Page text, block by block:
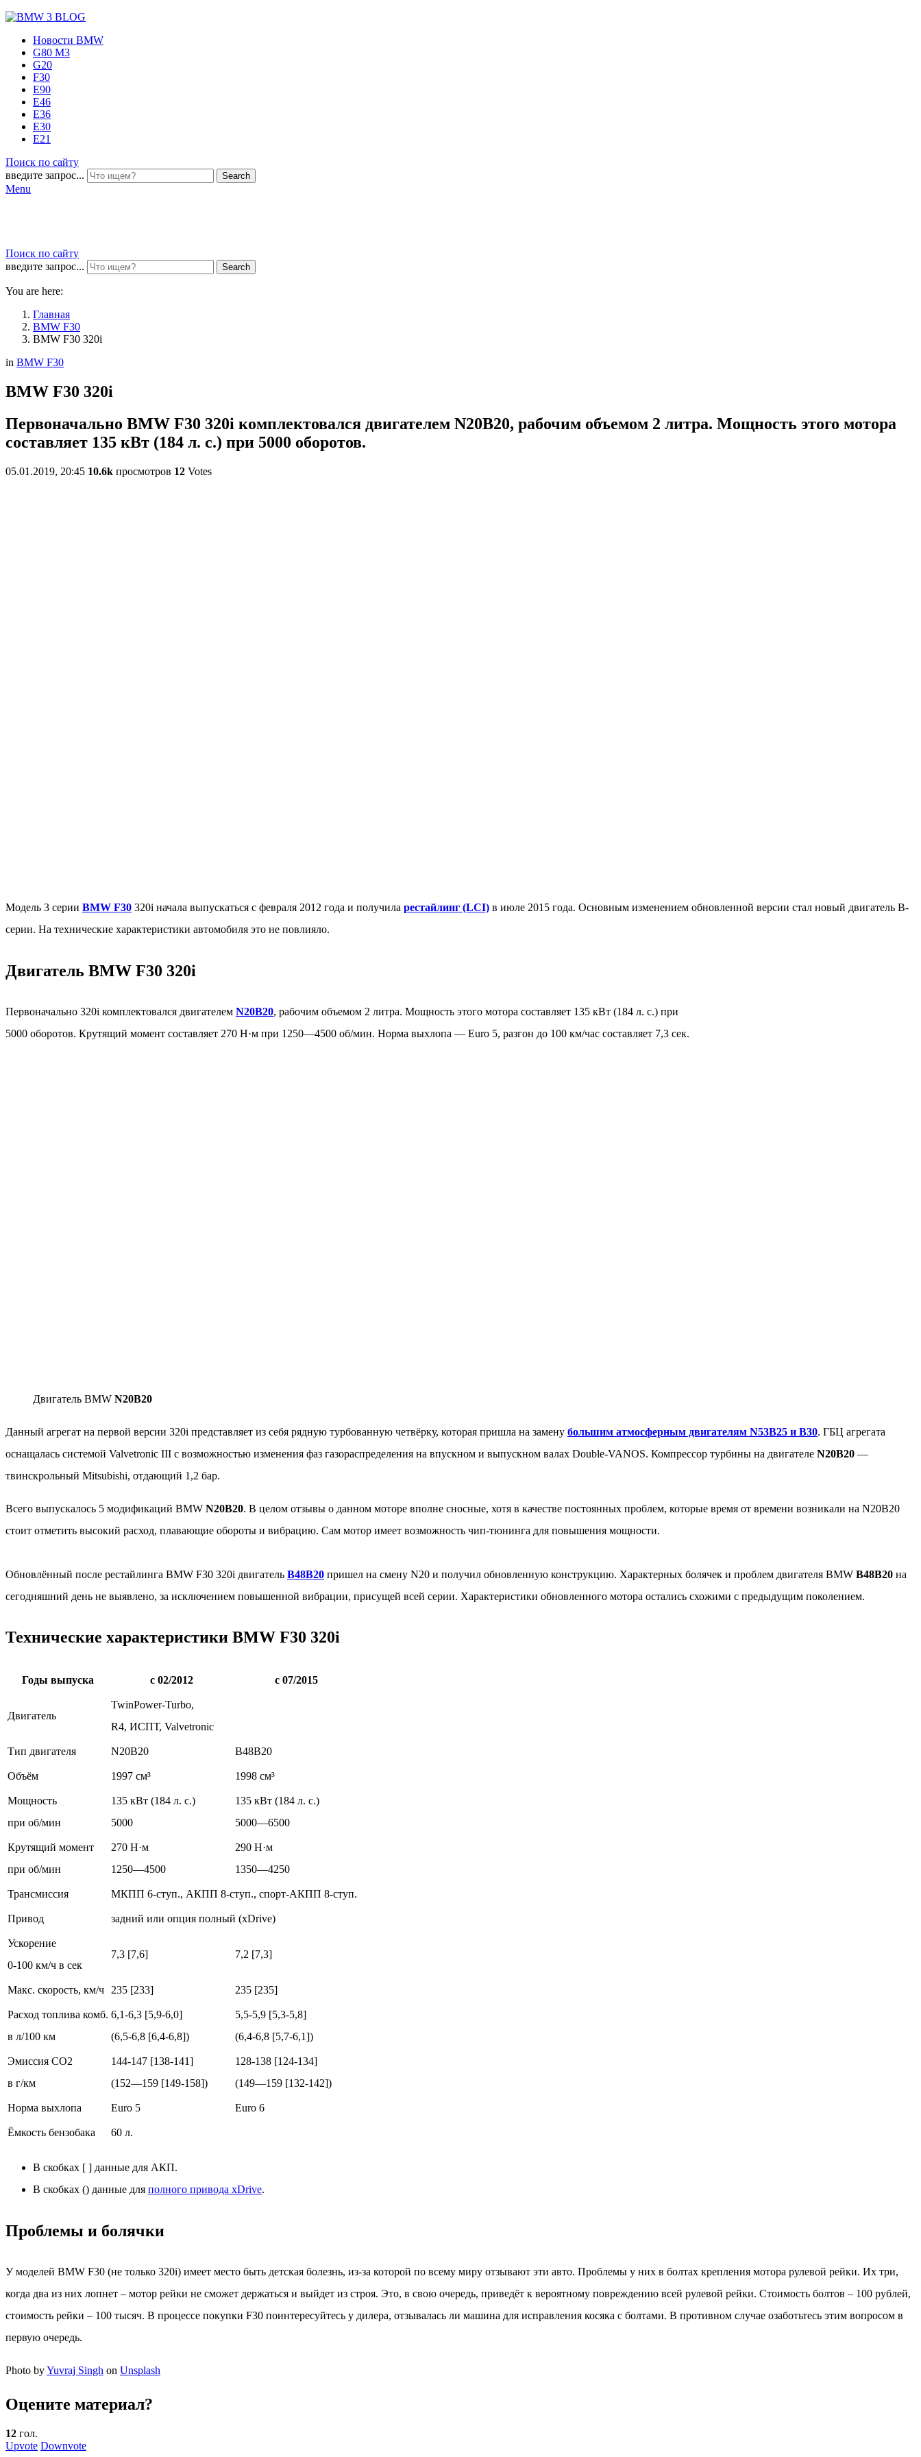
Новости BMW
G80 M3
G20
F30
E90
E46
E36
E30
E21
Поиск по сайту
введите запрос...
Search
Menu
Поиск по сайту
введите запрос...
Search
You are here:
Главная
BMW F30
BMW F30 320i
in BMW F30
BMW F30 320i
Первоначально BMW F30 320i комплектовался двигателем N20B20, рабочим объемом 2 литра. Мощность этого мотора
составляет 135 кВт (184 л. с.) при 5000 оборотов.
05.01.2019, 20:45 10.6k просмотров 12 Votes
Модель 3 серии BMW F30 320i начала выпускаться с февраля 2012 года и получила рестайлинг (LCI) в июле 2015 года. Основным изменением обновленной версии стал новый двигатель B-
серии. На технические характеристики автомобиля это не повлияло.
Двигатель BMW F30 320i
Первоначально 320i комплектовался двигателем N20B20, рабочим объемом 2 литра. Мощность этого мотора составляет 135 кВт (184 л. с.) при
5000 оборотов. Крутящий момент составляет 270 Н·м при 1250—4500 об/мин. Норма выхлопа — Euro 5, разгон до 100 км/час составляет 7,3 сек.
Двигатель BMW N20B20
Данный агрегат на первой версии 320i представляет из себя рядную турбованную четвёрку, которая пришла на замену большим атмосферным двигателям N53B25 и B30. ГБЦ агрегата
оснащалась системой Valvetronic III с возможностью изменения фаз газораспределения на впускном и выпускном валах Double-VANOS. Компрессор турбины на двигателе N20B20 —
твинскрольный Mitsubishi, отдающий 1,2 бар.
Всего выпускалось 5 модификаций BMW N20B20. В целом отзывы о данном моторе вполне сносные, хотя в качестве постоянных проблем, которые время от времени возникали на N20B20
стоит отметить высокий расход, плавающие обороты и вибрацию. Сам мотор имеет возможность чип-тюнинга для повышения мощности.
Обновлённый после рестайлинга BMW F30 320i двигатель B48B20 пришел на смену N20 и получил обновленную конструкцию. Характерных болячек и проблем двигателя BMW B48B20 на
сегодняшний день не выявлено, за исключением повышенной вибрации, присущей всей серии. Характеристики обновленного мотора остались схожими с предыдущим поколением.
Технические характеристики BMW F30 320i
Годы выпуска с 02/2012 с 07/2015
Двигатель
TwinPower-Turbo,
R4, ИСПТ, Valvetronic
Тип двигателя N20B20 B48B20
Объём 1997 см³ 1998 см³
Мощность
при об/мин
135 кВт (184 л. с.)
5000
135 кВт (184 л. с.)
5000—6500
Крутящий момент
при об/мин
270 Н·м
1250—4500
290 Н·м
1350—4250
Трансмиссия МКПП 6-ступ., АКПП 8-ступ., спорт-АКПП 8-ступ.
Привод задний или опция полный (xDrive)
Ускорение
0-100 км/ч в сек
7,3 [7,6] 7,2 [7,3]
Макс. скорость, км/ч 235 [233] 235 [235]
Расход топлива комб.
в л/100 км
6,1-6,3 [5,9-6,0]
(6,5-6,8 [6,4-6,8])
5,5-5,9 [5,3-5,8]
(6,4-6,8 [5,7-6,1])
Эмиссия CO2
в г/км
144-147 [138-141]
(152—159 [149-158])
128-138 [124-134]
(149—159 [132-142])
Норма выхлопа Euro 5 Euro 6
Ёмкость бензобака 60 л.
В скобках [ ] данные для АКП.
В скобках () данные для полного привода xDrive.
Проблемы и болячки
У моделей BMW F30 (не только 320i) имеет место быть детская болезнь, из-за которой по всему миру отзывают эти авто. Проблемы у них в болтах крепления мотора рулевой рейки. Их три,
когда два из них лопнет – мотор рейки не сможет держаться и выйдет из строя. Это, в свою очередь, приведёт к вероятному повреждению всей рулевой рейки. Стоимость болтов – 100 рублей,
стоимость рейки – 100 тысяч. В процессе покупки F30 поинтересуйтесь у дилера, отзывалась ли машина для исправления косяка с болтами. В противном случае озаботьтесь этим вопросом в
первую очередь.
Photo byYuvraj Singh on Unsplash
Оцените материал?
12 гол.
Upvote Downvote